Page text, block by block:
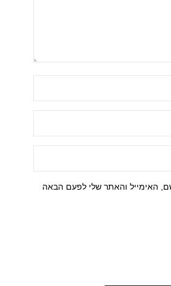
האימייל והאתר שלי לפעם הבאה